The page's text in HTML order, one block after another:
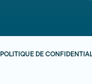
POLITIQUE DE